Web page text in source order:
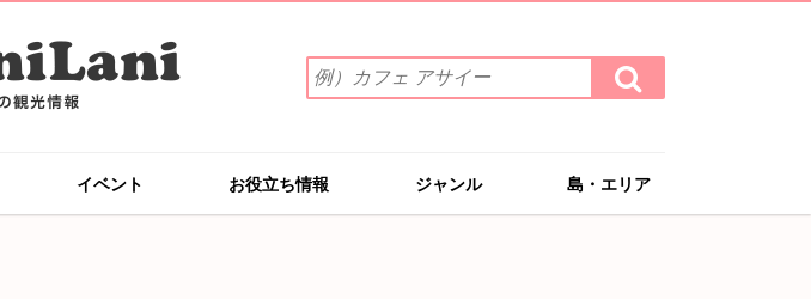
索
ワ
を
入
検
索
す
イベント お役立ち情報 ジャンル 島・エリア